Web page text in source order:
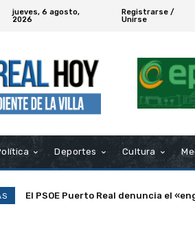
jueves, 6 agosto,
2026
Registrarse /
Unirse
Deportes Cultura
El PSOE Puerto Real denuncia el